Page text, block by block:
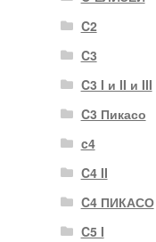
C2
C3
C3 I и II и III
C3 Пикасо
c4
C4 II
C4 ПИКАСО
C5 I